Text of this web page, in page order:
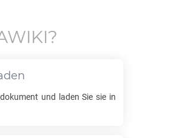
?
und laden Sie sie in